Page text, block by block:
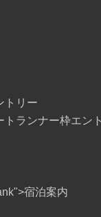
トリー
トランナー枠エン
宿泊案内